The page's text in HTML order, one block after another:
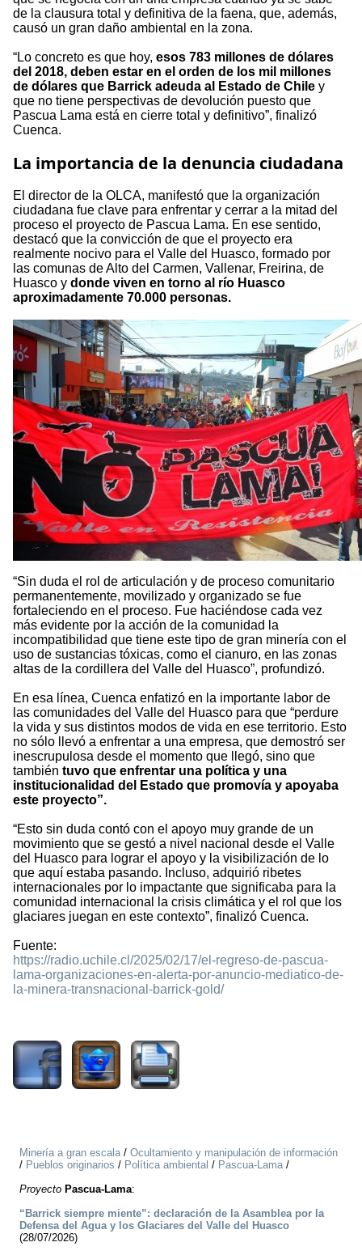
de la clausura total y definitiva de la faena, que, además,
causó un gran daño ambiental en la zona.
“Lo concreto es que hoy, esos 783 millones de dólares
del 2018, deben estar en el orden de los mil millones
de dólares que Barrick adeuda al Estado de Chile y
que no tiene perspectivas de devolución puesto que
Pascua Lama está en cierre total y definitivo”, finalizó
Cuenca.
La importancia de la denuncia ciudadana
El director de la OLCA, manifestó que la organización
ciudadana fue clave para enfrentar y cerrar a la mitad del
proceso el proyecto de Pascua Lama. En ese sentido,
destacó que la convicción de que el proyecto era
realmente nocivo para el Valle del Huasco, formado por
las comunas de Alto del Carmen, Vallenar, Freirina, de
Huasco y donde viven en torno al río Huasco
aproximadamente 70.000 personas.
“Sin duda el rol de articulación y de proceso comunitario
permanentemente, movilizado y organizado se fue
fortaleciendo en el proceso. Fue haciéndose cada vez
más evidente por la acción de la comunidad la
incompatibilidad que tiene este tipo de gran minería con el
uso de sustancias tóxicas, como el cianuro, en las zonas
altas de la cordillera del Valle del Huasco”, profundizó.
En esa línea, Cuenca enfatizó en la importante labor de
las comunidades del Valle del Huasco para que “perdure
la vida y sus distintos modos de vida en ese territorio. Esto
no sólo llevó a enfrentar a una empresa, que demostró ser
inescrupulosa desde el momento que llegó, sino que
también tuvo que enfrentar una política y una
institucionalidad del Estado que promovía y apoyaba
este proyecto”.
“Esto sin duda contó con el apoyo muy grande de un
movimiento que se gestó a nivel nacional desde el Valle
del Huasco para lograr el apoyo y la visibilización de lo
que aquí estaba pasando. Incluso, adquirió ribetes
internacionales por lo impactante que significaba para la
comunidad internacional la crisis climática y el rol que los
glaciares juegan en este contexto”, finalizó Cuenca.
Fuente:
https://radio.uchile.cl/2025/02/17/el-regreso-de-pascua-
lama-organizaciones-en-alerta-por-anuncio-mediatico-de-
la-minera-transnacional-barrick-gold/
Minería a gran escala/ Ocultamiento y manipulación de información
/ Pueblos originarios / Política ambiental / Pascua-Lama/
Proyecto Pascua-Lama:
“Barrick siempre miente”: declaración de la Asamblea por la
Defensa del Agua y los Glaciares del Valle del Huasco
(28/07/2026)